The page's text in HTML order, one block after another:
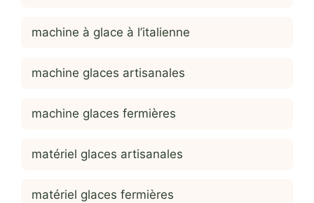
machine à glace à l’italienne
machine glaces artisanales
machine glaces fermières
matériel glaces artisanales
matériel glaces fermières